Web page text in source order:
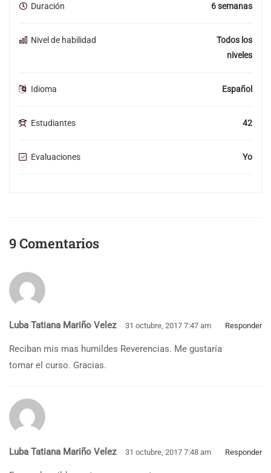
Duración 6 semanas
Nivel de habilidad
Todos los
niveles
Idioma Español
Estudiantes 42
Evaluaciones Yo
9 Comentarios
Luba Tatiana Mariño Velez 31 octubre, 2017 7:47 am Responder
Reciban mis mas humildes Reverencias. Me gustaría
tomar el curso. Gracias.
Luba Tatiana Mariño Velez 31 octubre, 2017 7:48 am Responder